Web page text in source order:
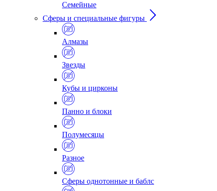
Семейные
Сферы и специальные фигуры
Алмазы
Звезды
Кубы и цирконы
Панно и блоки
Полумесяцы
Разное
Сферы однотонные и баблс